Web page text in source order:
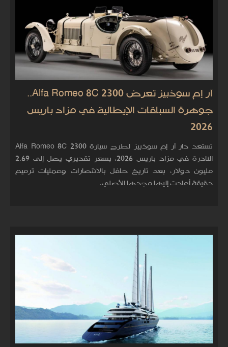
آر إم سوذبيز تعرض Alfa Romeo 8C 2300..
جوهرة السباقات الإيطالية في مزاد باريس
2026
تستعد دار آر إم سوذبيز لطرح سيارة Alfa Romeo 8C 2300
النادرة في مزاد باريس 2026، بسعر تقديري يصل إلى 2.69
مليون دولار، بعد تاريخ حافل بالانتصارات وعمليات ترميم
دقيقة أعادت إليها مجدها الأصلي.